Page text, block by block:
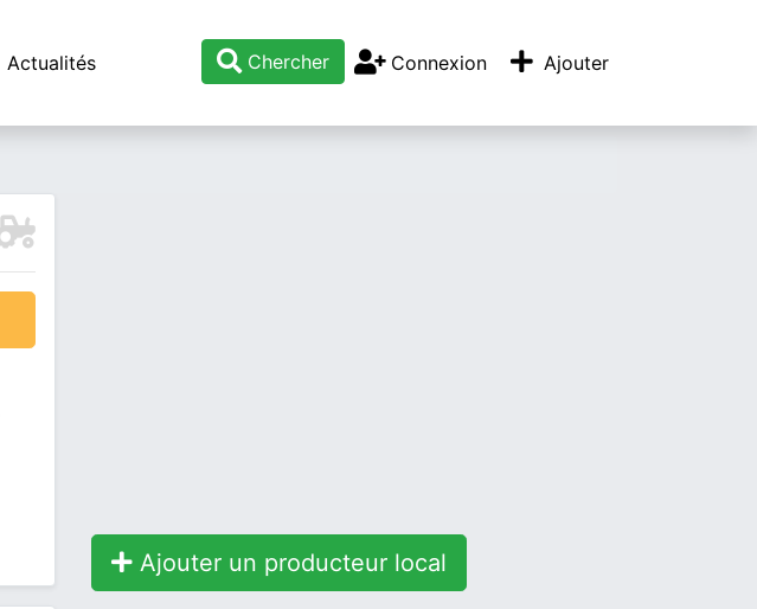
Actualités Chercher Connexion Ajouter
Ajouter un producteur local